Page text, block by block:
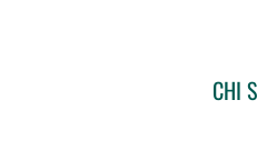
CHI